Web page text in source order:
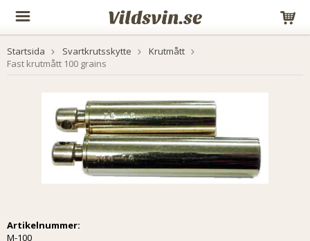
Startsida Svartkrutsskytte
Krutmått
Fast krutmått 100 grains
Artikelnummer:
M-100